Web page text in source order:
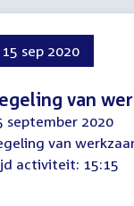
15 sep 2020
van
september 2020
van
activiteit: 15:15